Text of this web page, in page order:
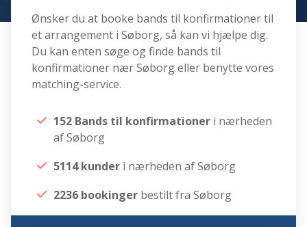
Ønsker du at booke bands til konfirmationer til
et arrangement i Søborg, så kan vi hjælpe dig.
Du kan enten søge og finde bands til
konfirmationer nær Søborg eller benytte vores
matching-service.
152 Bands til konfirmationer i nærheden
af Søborg
5114 kunder i nærheden af Søborg
2236 bookinger bestilt fra Søborg